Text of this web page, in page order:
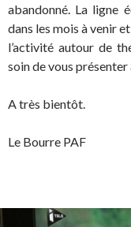
abandonné. La ligne
dans les mois à venir
l’activité autour de
soin de vous
A très bientôt.
Le Bourre PAF